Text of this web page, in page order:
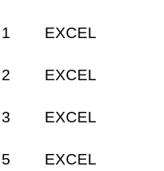
1 EXCEL
2 EXCEL
3 EXCEL
5 EXCEL